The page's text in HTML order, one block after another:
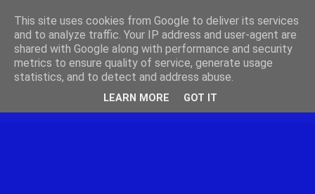
This site uses cookies from Google to deliver its services
and to analyze traffic. Your IP address and user-agent are
shared with Google along with performance and security
metrics to ensure quality of service, generate usage
statistics, and to detect and address abuse.
LEARN MORE GOT IT